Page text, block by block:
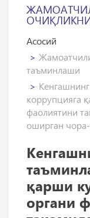
Асосий
таъминлаши
коррупцияга
фаолиятини
оширган
қарши
органи